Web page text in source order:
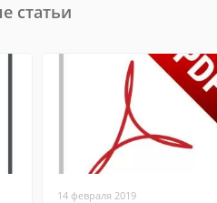
статьи
14 февраля 2019